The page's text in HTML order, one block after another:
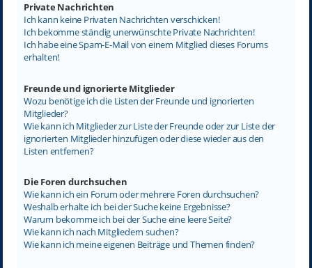
Private Nachrichten
Ich kann keine Privaten Nachrichten verschicken!
Ich bekomme ständig unerwünschte Private Nachrichten!
Ich habe eine Spam-E-Mail von einem Mitglied dieses Forums
erhalten!
Freunde und ignorierte Mitglieder
Wozu benötige ich die Listen der Freunde und ignorierten
Mitglieder?
Wie kann ich Mitglieder zur Liste der Freunde oder zur Liste der
ignorierten Mitglieder hinzufügen oder diese wieder aus den
Listen entfernen?
Die Foren durchsuchen
Wie kann ich ein Forum oder mehrere Foren durchsuchen?
Weshalb erhalte ich bei der Suche keine Ergebnisse?
Warum bekomme ich bei der Suche eine leere Seite?
Wie kann ich nach Mitgliedern suchen?
Wie kann ich meine eigenen Beiträge und Themen finden?